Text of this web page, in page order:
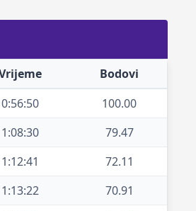
Bodovi
0:56:50
100.00
1:08:30
79.47
1:12:41
72.11
1:13:22
70.91